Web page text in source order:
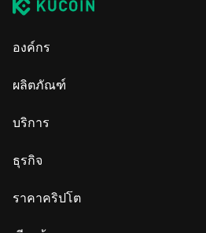
องค์กร
ผลิตภัณฑ์
บริการ
ธุรกิจ
ราคาคริปโต